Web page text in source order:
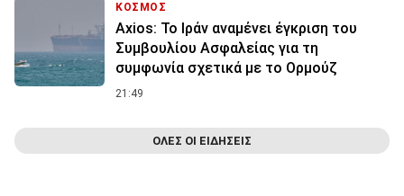
ΚΟΣΜΟΣ
Axios: Το Ιράν αναμένει έγκριση του
Συμβουλίου Ασφαλείας για τη
συμφωνία σχετικά με το Ορμούζ
21:49
ΟΛΕΣ ΟΙ ΕΙΔΗΣΕΙΣ